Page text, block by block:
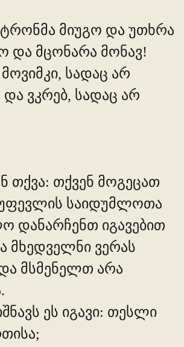
მიუგო და უთხრა
და მცონარა მონავ!
სადაც არ
და ვკრებ, სადაც არ
თქვა: თქვენ მოგეცათ
საიდუმლოთა
დანარჩენთ იგავებით
მხედველნი ვერას
მსმენელთ არა
ეს იგავი: თესლი